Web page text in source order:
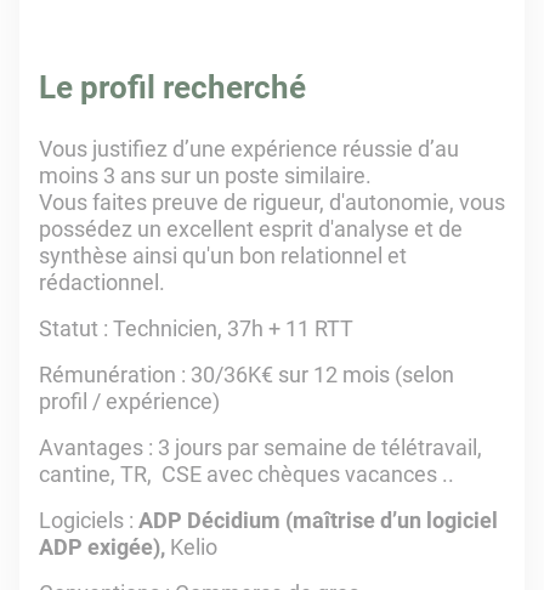
Le profil recherché
Vous justifiez d’une expérience réussie d’au
moins 3 ans sur un poste similaire.
Vous faites preuve de rigueur, d'autonomie, vous
possédez un excellent esprit d'analyse et de
synthèse ainsi qu'un bon relationnel et
rédactionnel.
Statut : Technicien, 37h + 11 RTT
Rémunération : 30/36K€ sur 12 mois (selon
profil / expérience)
Avantages : 3 jours par semaine de télétravail,
cantine, TR, CSE avec chèques vacances ..
Logiciels : ADP Décidium (maîtrise d’un logiciel
ADP exigée), Kelio